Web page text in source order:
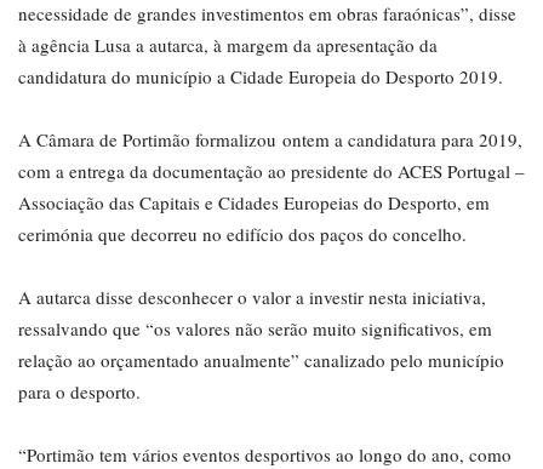
necessidade de grandes investimentos em obras faraónicas”, disse
à agência Lusa a autarca, à margem da apresentação da
candidatura do município a Cidade Europeia do Desporto 2019.
A Câmara de Portimão formalizou ontem a candidatura para 2019,
com a entrega da documentação ao presidente do ACES Portugal –
Associação das Capitais e Cidades Europeias do Desporto, em
cerimónia que decorreu no edifício dos paços do concelho.
A autarca disse desconhecer o valor a investir nesta iniciativa,
ressalvando que “os valores não serão muito significativos, em
relação ao orçamentado anualmente” canalizado pelo município
para o desporto.
“Portimão tem vários eventos desportivos ao longo do ano, como